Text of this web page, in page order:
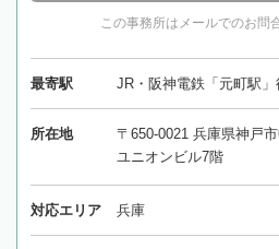
この事務所はメールでのお問
最寄駅 JR・阪神電鉄「元町駅」
所在地
〒650-0021 兵庫県神戸
ユニオンビル7階
対応エリア 兵庫